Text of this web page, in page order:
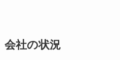
会社の状況